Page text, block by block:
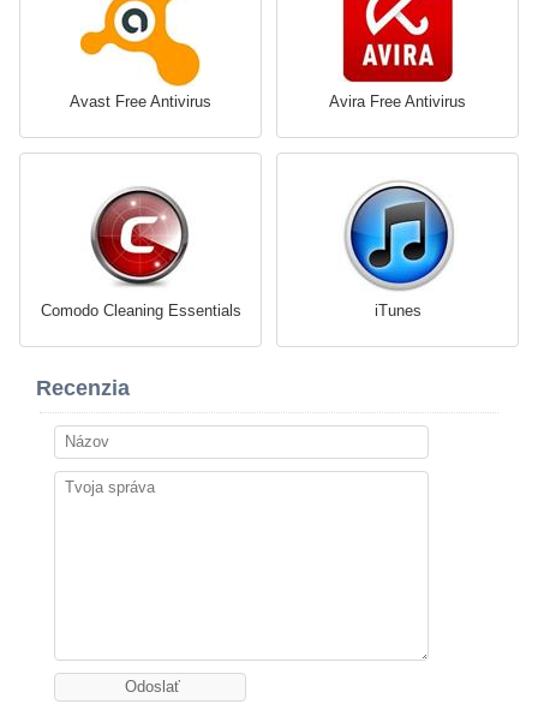
Avast Free Antivirus Avira Free Antivirus
Comodo Cleaning Essentials iTunes
Recenzia